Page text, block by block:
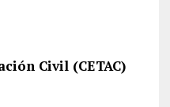
Civil (CETAC)